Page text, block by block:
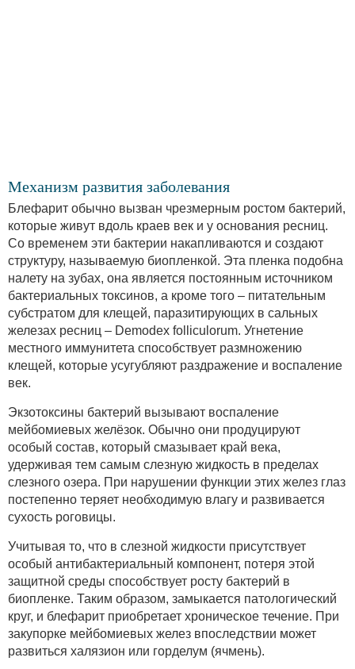
Механизм развития заболевания
Блефарит обычно вызван чрезмерным ростом бактерий,
которые живут вдоль краев век и у основания ресниц.
Со временем эти бактерии накапливаются и создают
структуру, называемую биопленкой. Эта пленка подобна
налету на зубах, она является постоянным источником
бактериальных токсинов, а кроме того – питательным
субстратом для клещей, паразитирующих в сальных
железах ресниц – Demodex folliculorum. Угнетение
местного иммунитета способствует размножению
клещей, которые усугубляют раздражение и воспаление
век.
Экзотоксины бактерий вызывают воспаление
мейбомиевых желёзок. Обычно они продуцируют
особый состав, который смазывает край века,
удерживая тем самым слезную жидкость в пределах
слезного озера. При нарушении функции этих желез глаз
постепенно теряет необходимую влагу и развивается
сухость роговицы.
Учитывая то, что в слезной жидкости присутствует
особый антибактериальный компонент, потеря этой
защитной среды способствует росту бактерий в
биопленке. Таким образом, замыкается патологический
круг, и блефарит приобретает хроническое течение. При
закупорке мейбомиевых желез впоследствии может
развиться халязион или горделум (ячмень).